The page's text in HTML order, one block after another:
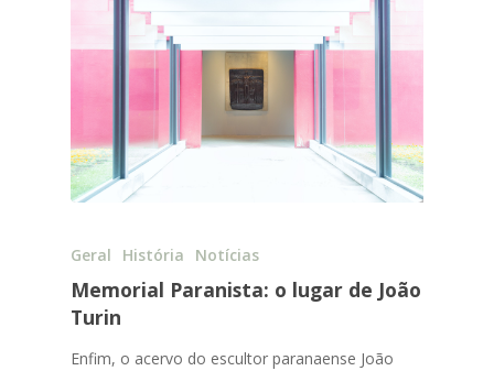
Geral História Notícias
Memorial Paranista: o lugar de João
Turin
Enfim, o acervo do escultor paranaense João